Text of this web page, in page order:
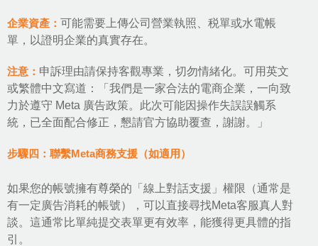
企業資產： 可能需要上傳公司營業執照、税單或水電帳
單，以證明企業的真實存在。
注意： 申訴理由請保持客觀專業，切勿情緒化。可用英文
或繁體中文寫道：「我們是一家合法的電商企業，一向致
力於遵守 Meta 廣告政策。此次可能因操作失誤誤觸系
統，已全面配合修正，懇請官方協助覆查，謝謝。」
步驟四：聯繫Meta商務支援（如適用）
如果您的帳號擁有尊榮的「線上對話支援」權限（通常是
有一定廣告消耗的帳號），可以直接尋找Meta客服真人對
談。這通常比單純提交表單更有效率，能獲得更具體的指
引。